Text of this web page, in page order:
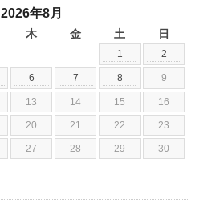
2026年8月
木 金 土 日
1 2
6 7 8 9
13 14 15 16
20 21 22 23
27 28 29 30